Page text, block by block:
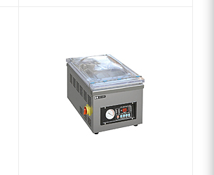
камера; длина
планки - 260 мм;